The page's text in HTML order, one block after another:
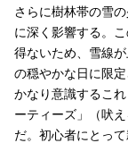
さらに樹林帯の雪
に深く影響する。
得ないため、雪線
の穏やかな日に限
かなり意識するこ
ーティーズ」（吠
だ。初心者にとっ